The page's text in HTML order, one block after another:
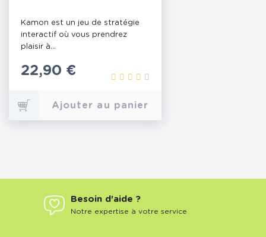
Kamon est un jeu de stratégie
interactif où vous prendrez
plaisir à...
Prix
22,90 €
Ajouter au panier
Besoin d'aide ?
Notre expertise à votre service